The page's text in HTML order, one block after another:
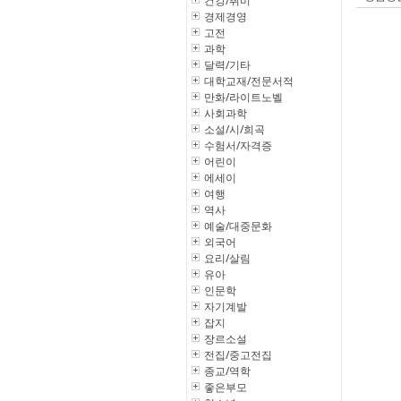
경제경영
고전
과학
달력/기타
대학교재/전문서적
만화/라이트노벨
사회과학
소설/시/희곡
수험서/자격증
어린이
에세이
여행
역사
예술/대중문화
외국어
요리/살림
유아
인문학
자기계발
잡지
장르소설
전집/중고전집
종교/역학
좋은부모